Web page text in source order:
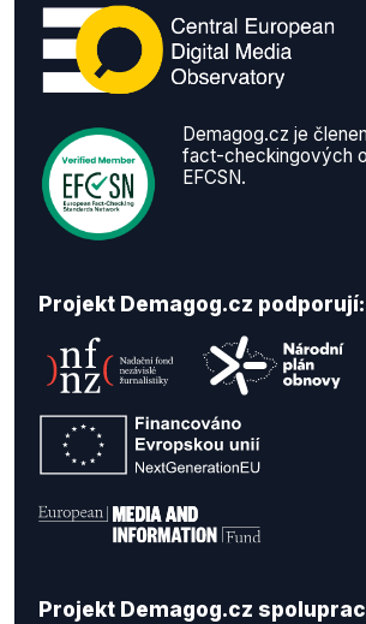
Demagog.cz je
fact-checkingových
EFCSN.
Projekt Demagog.cz podporují:
Projekt Demagog.cz